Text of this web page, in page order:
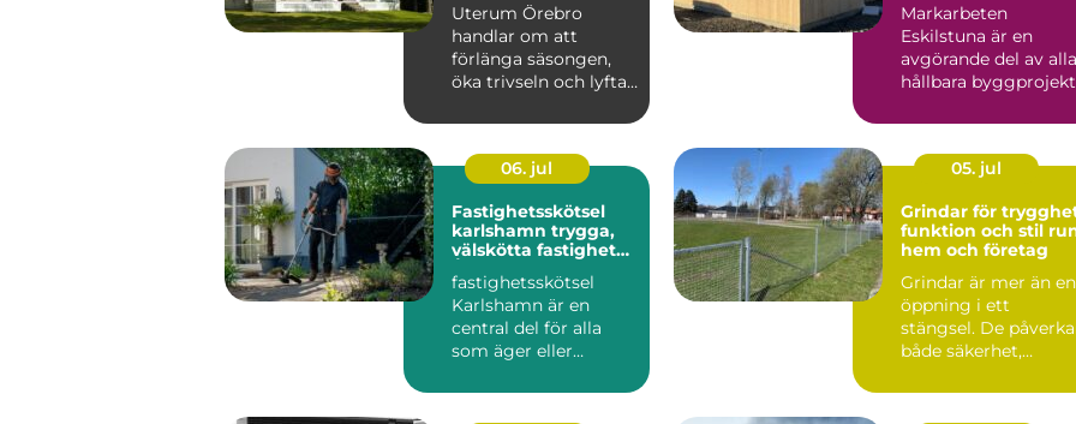
Uterum Örebro
handlar om att
förlänga säsongen,
öka trivseln och lyfta
Markarbeten
Eskilstuna är en
avgörande del av alla
hållbara
06. jul
Fastighetsskötsel
karlshamn trygga,
välskötta fastigheter
fastighetsskötsel
Karlshamn är en
central del för alla
som äger eller
området, oavse...
05. jul
Grindar för
funktion och stil
hem och företag
Grindar är mer än en
öppning i ett
stängsel. De
både säkerhet,
en fa...